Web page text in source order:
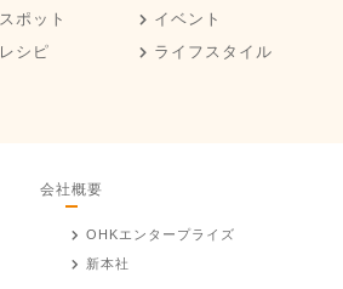
スポット
イベント
レシピ
ライフスタイル
会社概要
OHKエンタープライズ
新本社